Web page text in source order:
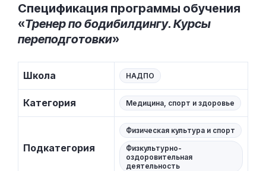
Спецификация программы обучения
«Тренер по бодибилдингу. Курсы
переподготовки»
Школа НАДПО
Категория Медицина, спорт и здоровье
Подкатегория
Физическая культура и спорт
Физкультурно-
оздоровительная
деятельность